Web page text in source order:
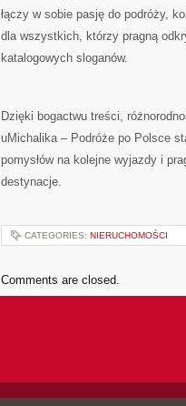
łączy w sobie pasję do podróży,
dla wszystkich, którzy pragną
katalogowych sloganów.
Dzięki bogactwu treści,
uMichalika – Podróże po Polsce
pomysłów na kolejne wyjazdy i
destynacje.
CATEGORIES: NIERUCHOMOŚCI
Comments are closed.